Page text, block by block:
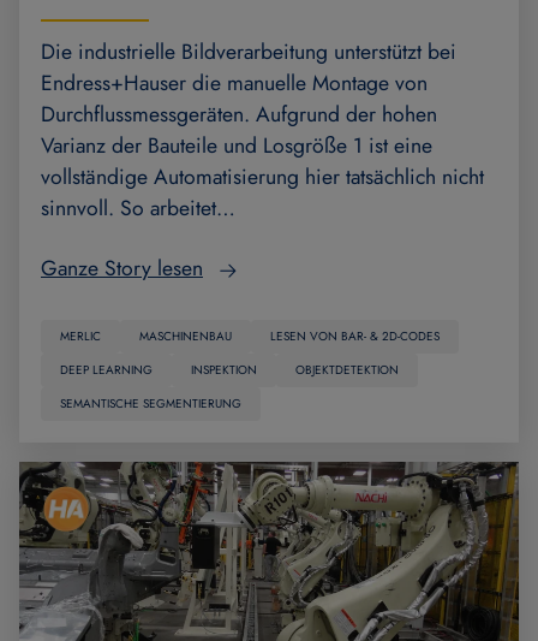
Die industrielle Bildverarbeitung unterstützt bei
Endress+Hauser die manuelle Montage von
Durchflussmessgeräten. Aufgrund der hohen
Varianz der Bauteile und Losgröße 1 ist eine
vollständige Automatisierung hier tatsächlich nicht
sinnvoll. So arbeitet…
Ganze Story lesen
MERLIC MASCHINENBAU
LESEN VON BAR- & 2D-CODES
DEEP LEARNING
INSPEKTION
OBJEKTDETEKTION
SEMANTISCHE SEGMENTIERUNG